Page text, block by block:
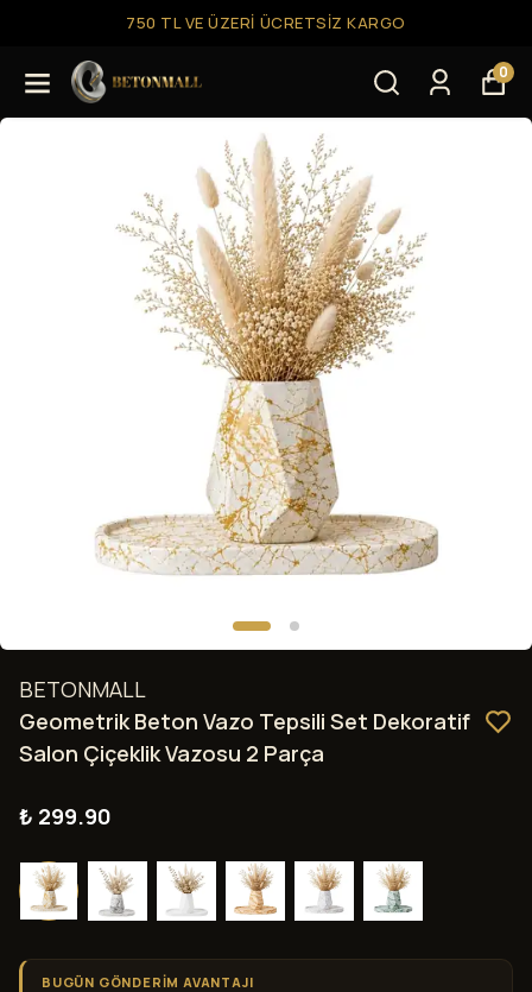
750 TL VE ÜZERI ÜCRETSIZ KARGO
0
BETONMALL
Geometrik Beton Vazo Tepsili Set Dekoratif
Salon Çiçeklik Vazosu 2 Parça
₺ 299.90
BUGÜN GÖNDERİM AVANTAJI